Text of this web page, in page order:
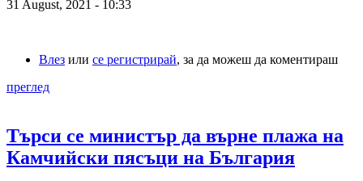
31 August, 2021 - 10:33
Влез или се регистрирай, за да можеш да коментираш
преглед
Търси се министър да върне плажа на
Камчийски пясъци на България